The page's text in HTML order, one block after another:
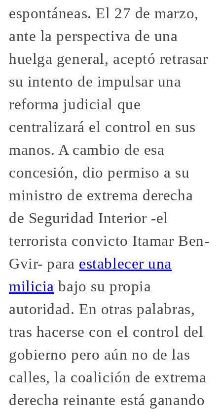
espontáneas. El 27 de marzo,
ante la perspectiva de una
huelga general, aceptó retrasar
su intento de impulsar una
reforma judicial que
centralizará el control en sus
manos. A cambio de esa
concesión, dio permiso a su
ministro de extrema derecha
de Seguridad Interior -el
terrorista convicto Itamar Ben-
Gvir- para establecer una
milicia bajo su propia
autoridad. En otras palabras,
tras hacerse con el control del
gobierno pero aún no de las
calles, la coalición de extrema
derecha reinante está ganando